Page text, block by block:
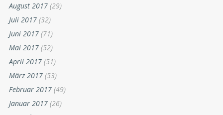
August 2017 (29)
Juli 2017 (32)
Juni 2017 (71)
Mai 2017 (52)
April 2017 (51)
März 2017 (53)
Februar 2017 (49)
Januar 2017 (26)